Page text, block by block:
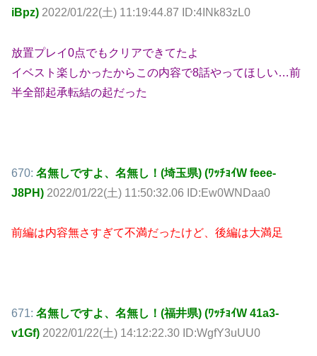
iBpz) 2022/01/22(土) 11:19:44.87 ID:4INk83zL0
放置プレイ0点でもクリアできてたよ
イベスト楽しかったからこの内容で8話やってほしい…前
半全部起承転結の起だった
670: 名無しですよ、名無し！(埼玉県) (ﾜｯﾁｮｲW feee-
J8PH) 2022/01/22(土) 11:50:32.06 ID:Ew0WNDaa0
前編は内容無さすぎて不満だったけど、後編は大満足
671: 名無しですよ、名無し！(福井県) (ﾜｯﾁｮｲW 41a3-
v1Gf) 2022/01/22(土) 14:12:22.30 ID:WgfY3uUU0